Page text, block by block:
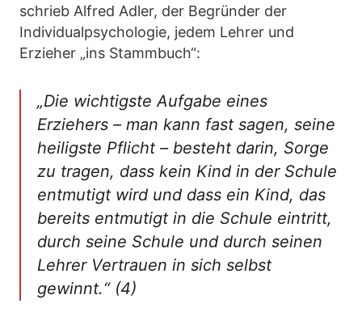
schrieb Alfred Adler, der Begründer der
Individualpsychologie, jedem Lehrer und
Erzieher „ins Stammbuch“:
„Die wichtigste Aufgabe eines
Erziehers – man kann fast sagen, seine
heiligste Pflicht – besteht darin, Sorge
zu tragen, dass kein Kind in der Schule
entmutigt wird und dass ein Kind, das
bereits entmutigt in die Schule eintritt,
durch seine Schule und durch seinen
Lehrer Vertrauen in sich selbst
gewinnt.“ (4)